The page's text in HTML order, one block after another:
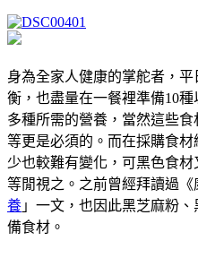
身為全家人健康的掌舵者，
衡，也盡量在一餐裡準備10
多種所需的營養，當然這些
等更是必須的。而在採購食
少也較難有變化，可黑色食
等閒視之。之前曾經拜讀過《
養 」一文，也因此黑芝麻粉
備食材。